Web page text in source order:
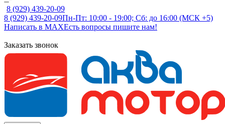
8 (929) 439-20-09
8 (929) 439-20-09Пн-Пт: 10:00 - 19:00; Сб: до 16:00 (МСК +5)
Написать в MAXЕсть вопросы пишите нам!
Заказать звонок